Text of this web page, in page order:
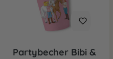
Partybecher Bibi &